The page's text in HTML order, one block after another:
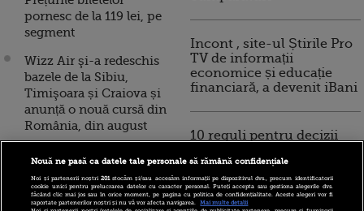
pornesc de la 119 lei, pe
segment
Wizz Air şi-a redeschis
bazele de la Sibiu,
Timişoara și Craiova și
anunță o nouă cursă din
România, din august
Wizz Air deschide o nouă
România, aduce două
aeronave Airbus A320 și
Incont , site-ul Știrile Pro
TV de informații
economice și educație
financiară, a devenit iBani
10 reguli pentru decizii
Nouă ne pasă ca datele tale personale să rămână confidențiale
Noi și partenerii noștri201stocăm și/sau accesăm informații pe dispozitivul dvs., precum identificatorii
cookie unici pentru prelucrarea datelor cu caracter personal. Puteți accepta sau gestiona alegerile dvs.
făcând clic mai jos sau în orice moment, pe pagina cu politica de confidențialitate. Aceste alegeri vor fi
raportate partenerilor noștri și nu vă vor afecta navigarea.
Mai multe detalii